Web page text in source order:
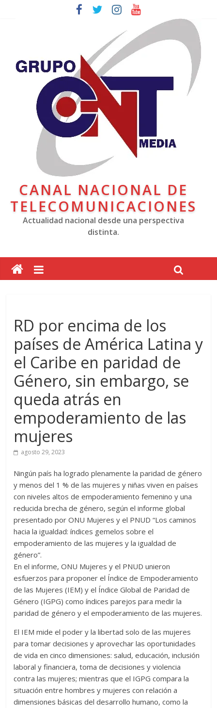
CANAL NACIONAL DE
TELECOMUNICACIONES
Actualidad nacional desde una perspectiva
distinta.
RD por encima de los
países de América Latina y
el Caribe en paridad de
Género, sin embargo, se
queda atrás en
empoderamiento de las
mujeres
agosto 29, 2023
Ningún país ha logrado plenamente la paridad de género
y menos del 1 % de las mujeres y niñas viven en países
con niveles altos de empoderamiento femenino y una
reducida brecha de género, según el informe global
presentado por ONU Mujeres y el PNUD “Los caminos
hacia la igualdad: índices gemelos sobre el
empoderamiento de las mujeres y la igualdad de
género”.
En el informe, ONU Mujeres y el PNUD unieron
esfuerzos para proponer el Índice de Empoderamiento
de las Mujeres (IEM) y el Índice Global de Paridad de
Género (IGPG) como índices parejos para medir la
paridad de género y el empoderamiento de las mujeres.
El IEM mide el poder y la libertad solo de las mujeres
para tomar decisiones y aprovechar las oportunidades
de vida en cinco dimensiones: salud, educación, inclusión
laboral y financiera, toma de decisiones y violencia
contra las mujeres; mientras que el IGPG compara la
situación entre hombres y mujeres con relación a
dimensiones básicas del desarrollo humano, como la